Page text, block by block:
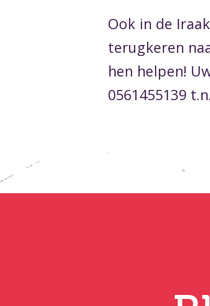
Ook in de
terugkeren
hen helpen!
0561455139